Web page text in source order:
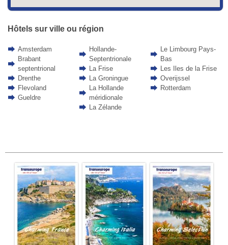
Hôtels sur ville ou région
Amsterdam
Brabant
septentrional
Drenthe
Flevoland
Gueldre
Hollande-
Septentrionale
La Frise
La Groningue
La Hollande
méridionale
La Zélande
Le Limbourg Pays-
Bas
Les Iles de la Frise
Overijssel
Rotterdam